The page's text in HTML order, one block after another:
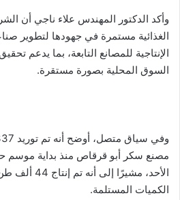
وأكد الدكتور المهندس علاء ناجي أن
الغذائية مستمرة في جهودها لتطوير
الإنتاجية للمصانع التابعة، بما يدعم
السوق المحلية بصورة مستقرة.
الأحد، مشيرًا
الكميات المستلمة.